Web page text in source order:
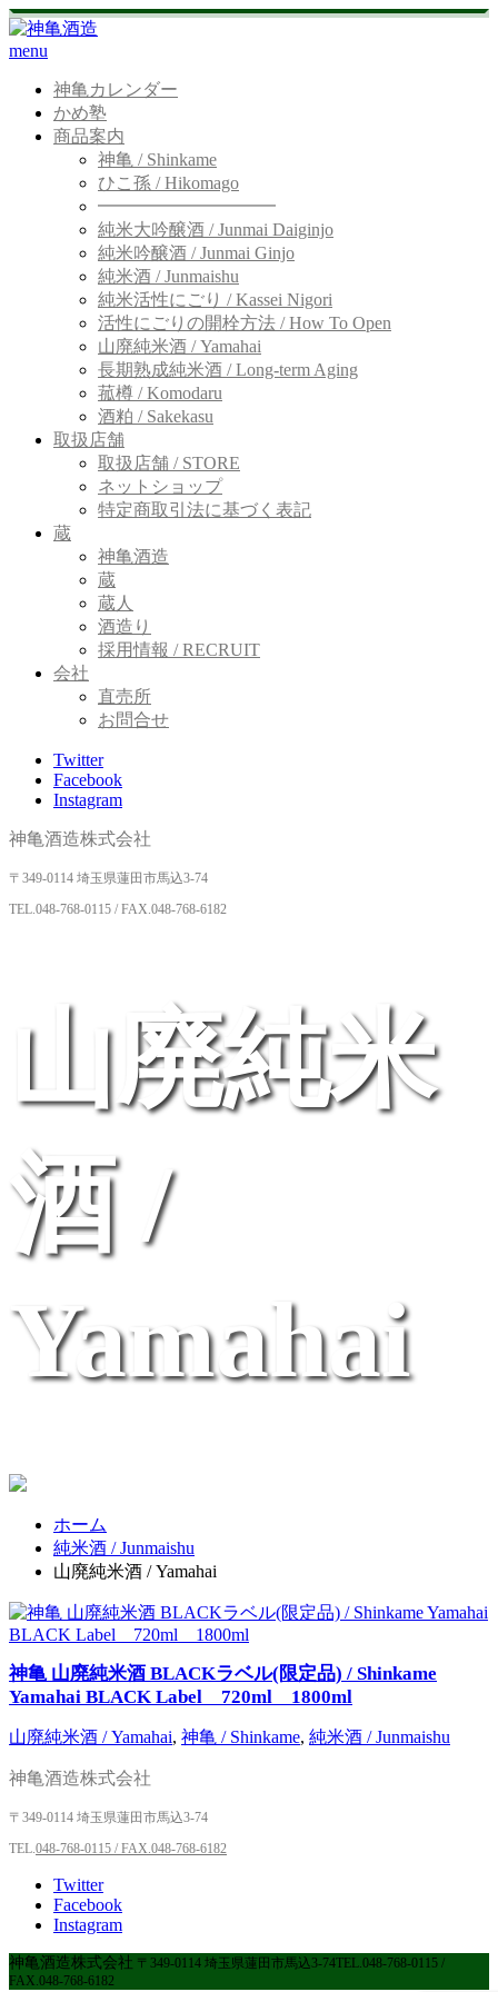
menu
神亀カレンダー
かめ塾
商品案内
神亀 / Shinkame
ひこ孫 / Hikomago
━━━━━━━━━━
純米大吟醸酒 / Junmai Daiginjo
純米吟醸酒 / Junmai Ginjo
純米酒 / Junmaishu
純米活性にごり / Kassei Nigori
活性にごりの開栓方法 / How To Open
山廃純米酒 / Yamahai
長期熟成純米酒 / Long-term Aging
菰樽 / Komodaru
酒粕 / Sakekasu
取扱店舗
取扱店舗 / STORE
ネットショップ
特定商取引法に基づく表記
蔵
神亀酒造
蔵
蔵人
酒造り
採用情報 / RECRUIT
会社
直売所
お問合せ
Twitter
Facebook
Instagram
神亀酒造株式会社
〒349-0114 埼玉県蓮田市馬込3-74
TEL.048-768-0115 / FAX.048-768-6182
山廃純米
酒 /
Yamahai
ホーム
純米酒 / Junmaishu
山廃純米酒 / Yamahai
神亀 山廃純米酒 BLACKラベル(限定品) / Shinkame
Yamahai BLACK Label 720ml 1800ml
山廃純米酒 / Yamahai, 神亀 / Shinkame, 純米酒 / Junmaishu
神亀酒造株式会社
〒349-0114 埼玉県蓮田市馬込3-74
TEL. 048-768-0115 / FAX.048-768-6182
Twitter
Facebook
Instagram
神亀酒造株式会社 〒349-0114 埼玉県蓮田市馬込3-74TEL. 048-768-0115 /
FAX.048-768-6182